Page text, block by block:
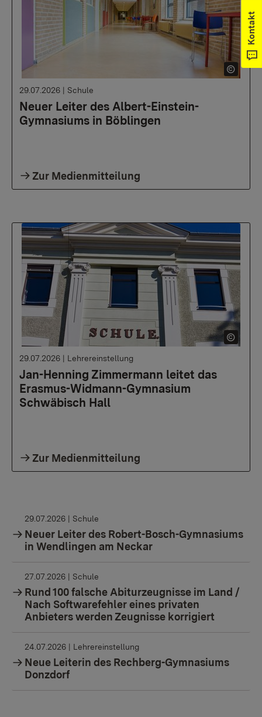
Neuer Leiter des Albert-Einstein-
Gymnasiums in Böblingen
29.07.2026 | Schule
Zur Medienmitteilung
Jan-Henning Zimmermann leitet das
Erasmus-Widmann-Gymnasium
Schwäbisch Hall
29.07.2026 | Lehrereinstellung
Zur Medienmitteilung
29.07.2026 | Schule
Neuer Leiter des Robert-Bosch-Gymnasiums
in Wendlingen am Neckar
27.07.2026 | Schule
Rund 100 falsche Abiturzeugnisse im Land /
Nach Softwarefehler eines privaten
Anbieters werden Zeugnisse korrigiert
24.07.2026 | Lehrereinstellung
Neue Leiterin des Rechberg-Gymnasiums
Donzdorf
Kontakt